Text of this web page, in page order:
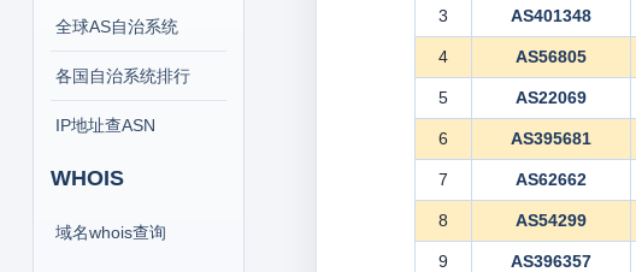
全球AS自治系统
各国自治系统排行
IP地址查ASN
WHOIS
域名whois查询
3 AS401348
4 AS56805
5 AS22069
6 AS395681
7 AS62662
8 AS54299
9 AS396357